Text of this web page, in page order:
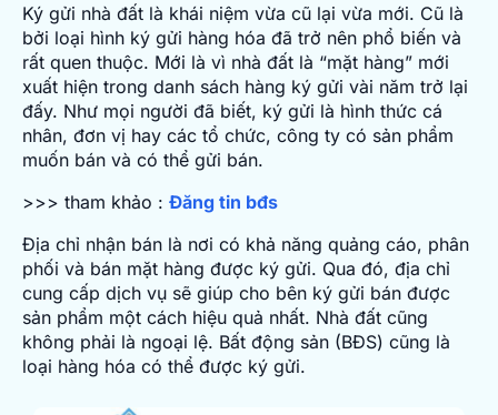
Ký gửi nhà đất là khái niệm vừa cũ lại vừa mới. Cũ là
bởi loại hình ký gửi hàng hóa đã trở nên phổ biến và
rất quen thuộc. Mới là vì nhà đất là “mặt hàng” mới
xuất hiện trong danh sách hàng ký gửi vài năm trở lại
đấy. Như mọi người đã biết, ký gửi là hình thức cá
nhân, đơn vị hay các tổ chức, công ty có sản phẩm
muốn bán và có thể gửi bán.
>>> tham khảo : Đăng tin bđs
Địa chỉ nhận bán là nơi có khả năng quảng cáo, phân
phối và bán mặt hàng được ký gửi. Qua đó, địa chỉ
cung cấp dịch vụ sẽ giúp cho bên ký gửi bán được
sản phẩm một cách hiệu quả nhất. Nhà đất cũng
không phải là ngoại lệ. Bất động sản (BĐS) cũng là
loại hàng hóa có thể được ký gửi.